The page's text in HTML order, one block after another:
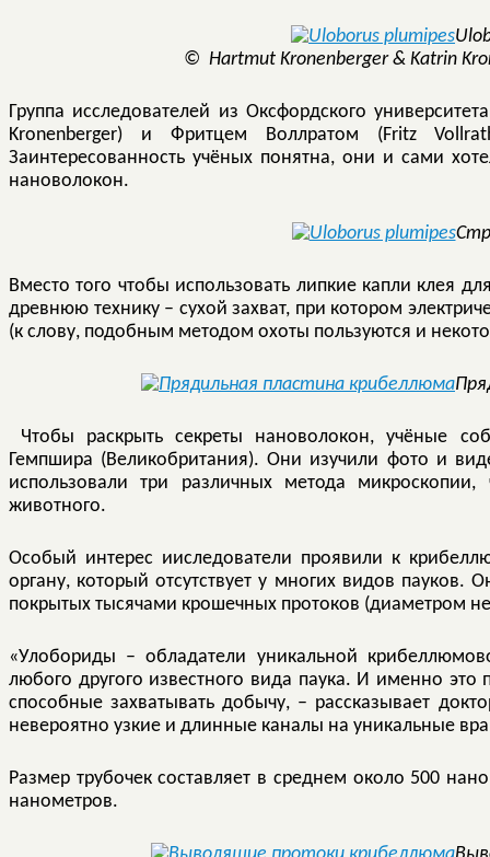
© Hartmut Kronenberger & Katrin
Группа исследователей из Оксфордского
Kronenberger) и Фритцем Воллратом (Fritz
Заинтересованность учёных понятна, они и сами
нановолокон.
Вместо того чтобы использовать липкие капли клея
древнюю технику – сухой захват, при котором
(к слову, подобным методом охоты пользуются и
Чтобы раскрыть секреты нановолокон, учёные
Гемпшира (Великобритания). Они изучили фото и
использовали три различных метода
животного.
Особый интерес ииследователи проявили к
органу, который отсутствует у многих видов пауков.
покрытых тысячами крошечных протоков (диаметром
«Улобориды – обладатели уникальной
любого другого известного вида паука. И именно это
способные захватывать добычу, – рассказывает
невероятно узкие и длинные каналы на уникальные
Размер трубочек составляет в среднем около 500
нанометров.